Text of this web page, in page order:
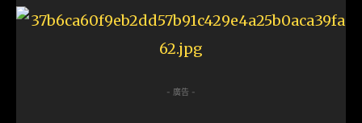
- 廣告 -